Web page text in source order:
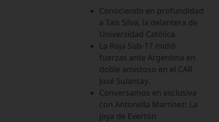
Conociendo en profundidad
a Tais Silva, la delantera de
Universidad Católica.
La Roja Sub-17 midió
fuerzas ante Argentina en
doble amistoso en el CAR
José Sulantay.
Conversamos en exclusiva
con Antonella Martínez: La
joya de Everton